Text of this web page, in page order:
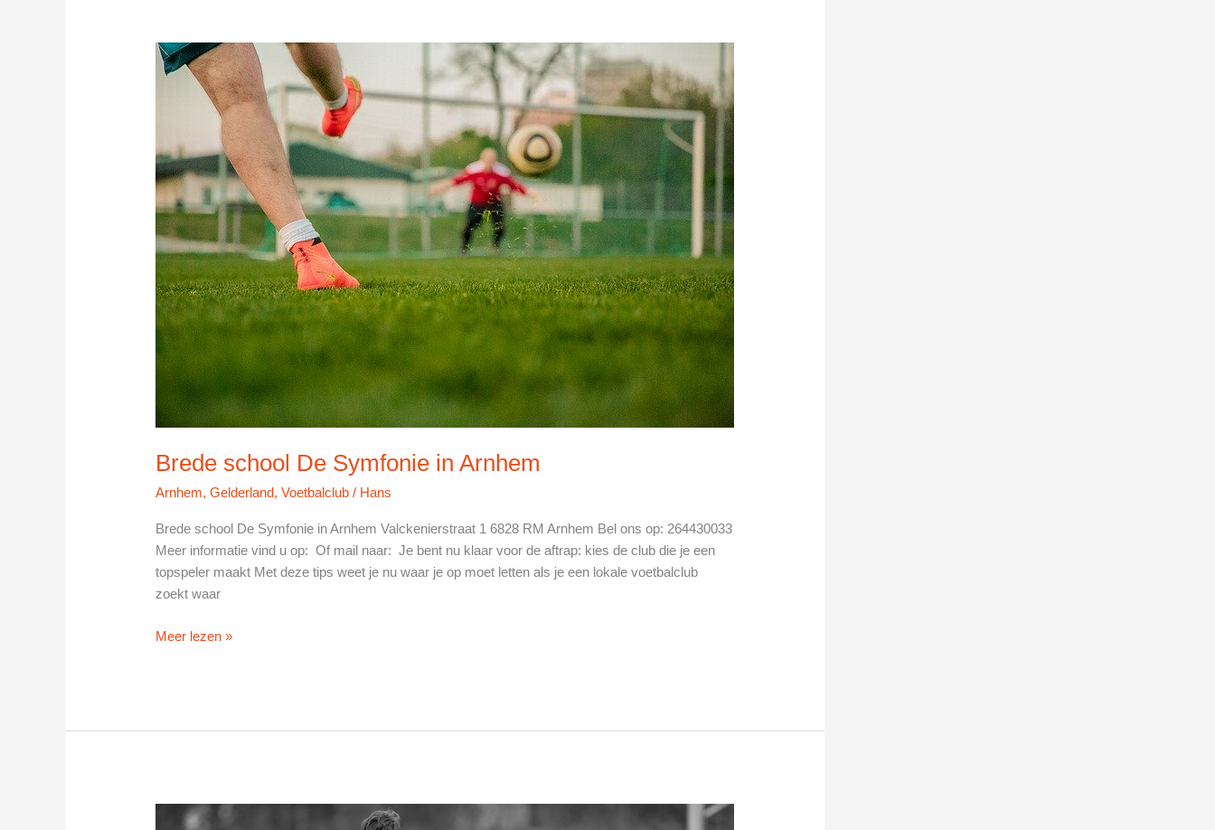
Brede school De Symfonie in Arnhem
Arnhem,Gelderland,Voetbalclub / Hans
Brede school De Symfonie in Arnhem Valckenierstraat 1 6828 RM Arnhem Bel ons op: 264430033
Meer informatie vind u op: Of mail naar: Je bent nu klaar voor de aftrap: kies de club die je een
topspeler maakt Met deze tips weet je nu waar je op moet letten als je een lokale voetbalclub
zoekt waar
Brede
Meer lezen »